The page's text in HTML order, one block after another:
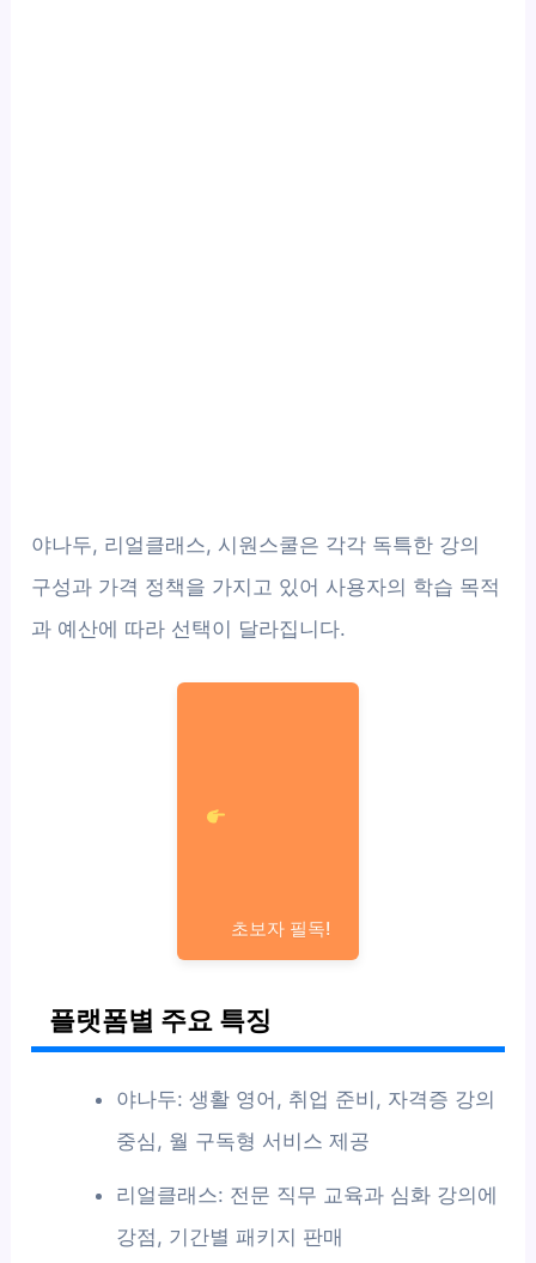
야나두, 리얼클래스, 시원스쿨은 각각 독특한 강의
구성과 가격 정책을 가지고 있어 사용자의 학습 목적
과 예산에 따라 선택이 달라집니다.
초보자 필독!
플랫폼별 주요 특징
야나두: 생활 영어, 취업 준비, 자격증 강의
중심, 월 구독형 서비스 제공
리얼클래스: 전문 직무 교육과 심화 강의에
강점, 기간별 패키지 판매